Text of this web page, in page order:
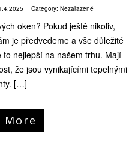
Category: Nezařazené
oken? Pokud ještě nikoliv,
je předvedeme a vše důležité
nejlepší na našem trhu. Mají
že jsou vynikajícími tepelnými
[…]
More